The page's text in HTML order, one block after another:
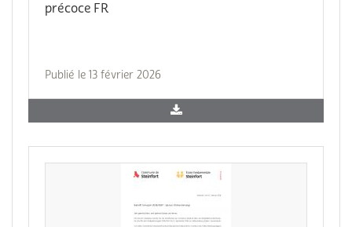
précoce FR
Publié le 13 février 2026